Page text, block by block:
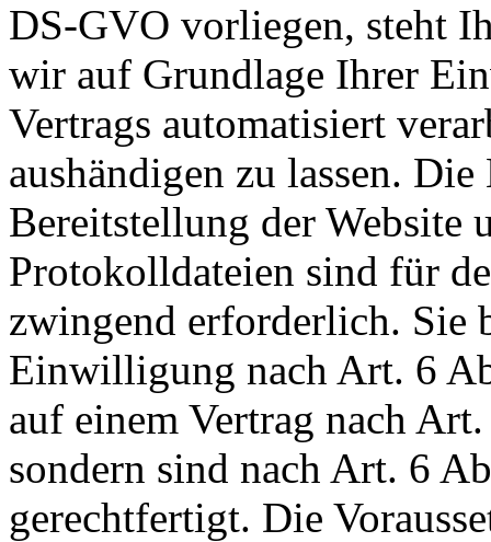
DS-GVO vorliegen, steht
wir auf Grundlage Ihrer
Vertrags automatisiert
aushändigen zu lassen.
Bereitstellung der Website
Protokolldateien sind für
zwingend erforderlich. Sie
Einwilligung nach Art. 6
auf einem Vertrag nach
sondern sind nach Art. 6
gerechtfertigt. Die